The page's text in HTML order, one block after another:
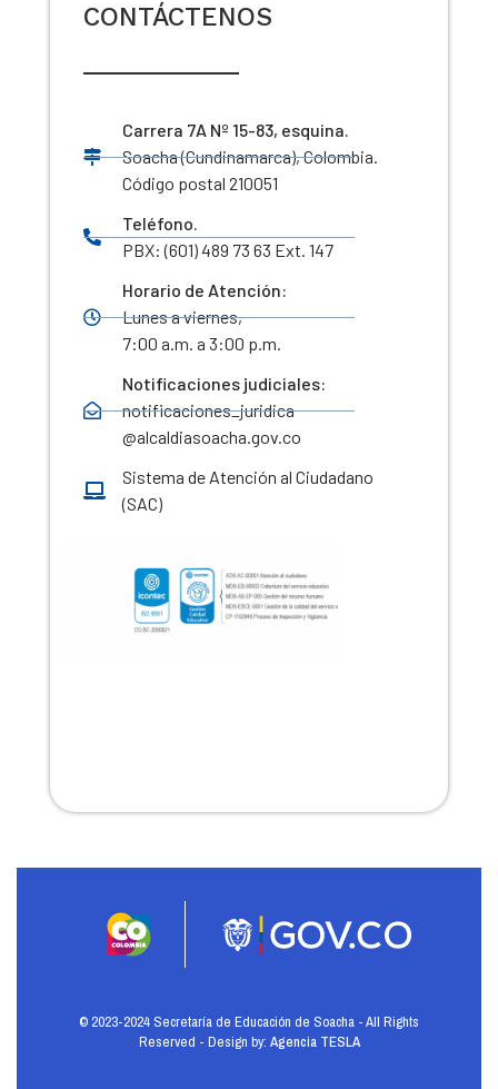
CONTÁCTENOS
Carrera 7A Nº 15-83, esquina.
Soacha (Cundinamarca), Colombia.
Código postal 210051
Teléfono.
PBX: (601) 489 73 63 Ext. 147
Horario de Atención:
Lunes a viernes,
7:00 a.m. a 3:00 p.m.
Notificaciones judiciales:
notificaciones_juridica
@alcaldiasoacha.gov.co
Sistema de Atención al Ciudadano
(SAC)
© 2023-2024 Secretaría de Educación de Soacha - All Rights
Reserved - Design by: Agencia TESLA